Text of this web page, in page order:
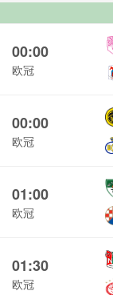
00:00
欧冠
00:00
欧冠
01:00
欧冠
01:30
欧冠